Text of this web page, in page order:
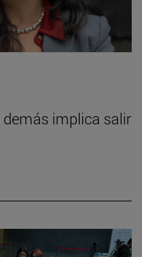
demás implica salir